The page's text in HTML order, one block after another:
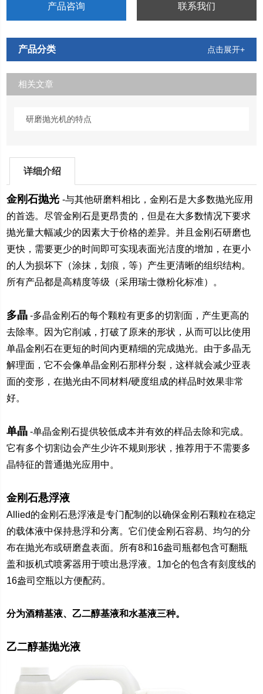
产品咨询 联系我们
产品分类 点击展开+
相关文章
研磨抛光机的特点
详细介绍
金刚石抛光 -与其他研磨料相比，金刚石是大多数抛光应用
的首选。尽管金刚石是更昂贵的，但是在大多数情况下要求
抛光量大幅减少的因素大于价格的差异。并且金刚石研磨也
更快，需要更少的时间即可实现表面光洁度的增加，在更小
的人为损坏下（涂抹，划痕，等）产生更清晰的组织结构。
所有产品都是高精度等级（采用瑞士微粉化标准）。
多晶 -多晶金刚石的每个颗粒有更多的切割面，产生更高的
去除率。因为它削减，打破了原来的形状，从而可以比使用
单晶金刚石在更短的时间内更精细的完成抛光。由于多晶无
解理面，它不会像单晶金刚石那样分裂，这样就会减少亚表
面的变形，在抛光由不同材料/硬度组成的样品时效果非常
好。
单晶 -单晶金刚石提供较低成本并有效的样品去除和完成。
它有多个切割边会产生少许不规则形状，推荐用于不需要多
晶特征的普通抛光应用中。
金刚石悬浮液
Allied的金刚石悬浮液是专门配制的以确保金刚石颗粒在稳定
的载体液中保持悬浮和分离。它们使金刚石容易、均匀的分
布在抛光布或研磨盘表面。所有8和16盎司瓶都包含可翻瓶
盖和扳机式喷雾器用于喷出悬浮液。 1加仑的包含有刻度线的
16盎司空瓶以方便配药。
分为酒精基液、乙二醇基液和水基液三种。
乙二醇基抛光液